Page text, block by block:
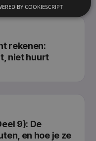
rekenen:
niet huurt
9): De
en hoe je ze
BY COOKIESCRIPT